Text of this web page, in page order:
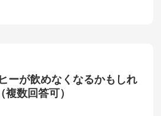
ーが飲めなくなるかもしれ
数回答可）